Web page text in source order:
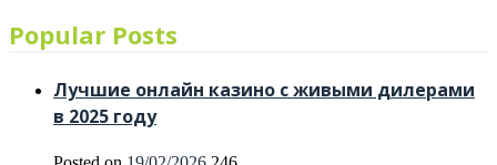
Popular Posts
Лучшие онлайн казино с живыми дилерами
в 2025 году